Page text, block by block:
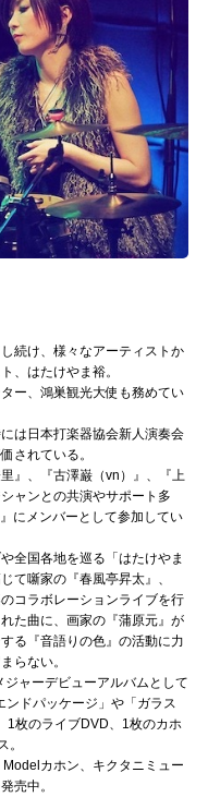
続け、様々なアーティストか
、はたけやま裕。
ー、鴻巣観光大使も務めてい
は日本打楽器協会新人演奏会
されている。
』、『古澤巌（vn）』、『上
ャンとの共演やサポート多
にメンバーとして参加してい
全国各地を巡る「はたけやま
て噺家の『春風亭昇太』、
コラボレーションライブを行
た曲に、画家の『蒲原元』が
る『音語りの色』の活動に力
らない。
ャーデビューアルバムとして
ンドパッケージ」や「ガラス
1枚のライブDVD、1枚のカホ
。
カホン、キクタニミュー
売中。